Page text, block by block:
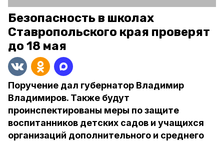
Безопасность в школах
Ставропольского края проверят
до 18 мая
Поручение дал губернатор Владимир
Владимиров. Также будут
проинспектированы меры по защите
воспитанников детских садов и учащихся
организаций дополнительного и среднего